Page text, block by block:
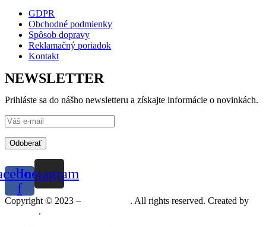
GDPR
Obchodné podmienky
Spôsob dopravy
Reklamačný poriadok
Kontakt
NEWSLETTER
Prihláste sa do nášho newsletteru a získajte informácie o novinkách.
Odoberať
f
Instagram
Copyright © 2023 –
. All rights reserved. Created by
.